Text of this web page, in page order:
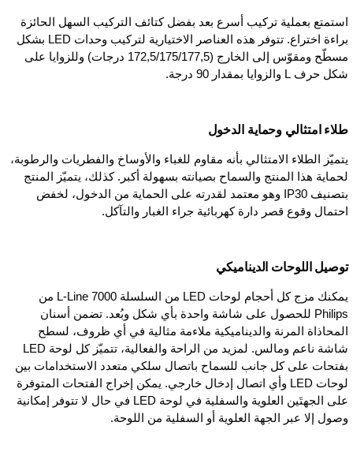
استمتع بعملية تركيب أسرع بعد بفضل كتائف التركيب السهل الحائزة
براءة اختراع. تتوفر هذه العناصر الاختيارية لتركيب وحدات LED بشكل
مسطّح ومقوّس إلى الخارج (177,5‏/175‏/172,5 درجات) وللزوايا على
شكل حرف L والزوايا بمقدار 90 درجة.
طلاء امتثالي وحماية الدخول
يتميّز الطلاء الامتثالي بأنه مقاوم للغباء والأوساخ والفطريات والرطوبة،
لحماية هذا المنتج والسماح بصيانته بسهولة أكبر. كذلك، يتميّز المنتج
بتصنيف IP30 وهو معتمد لقدرته على الحماية من الدخول، لخفض
احتمال وقوع قصر دارة كهربائية جراء الغبار والتآكل.
توصيل اللوحات الديناميكي
يمكنك مزج كل أحجام لوحات LED من السلسلة L-Line 7000 من
Philips للحصول على شاشة واحدة بأي شكل وبُعد. تضمن أسنان
المحاذاة المرنة والديناميكية ملاءمة مثالية في أي ظروف، لسطح
شاشة ناعم ومالس. لمزيد من الراحة والفعالية، تتميّز كل لوحة LED
بفتحات على كل جانب للسماح باتصال سلكي متعدد الاستخدامات بين
لوحات LED وأي اتصال إدخال خارجي. يمكن إخراج الفتحات المتوفرة
على الجهتَين العلوية والسفلية في لوحة LED في حال لا تتوفر إمكانية
وصول إلا عبر الجهة العلوية أو السفلية من اللوحة.